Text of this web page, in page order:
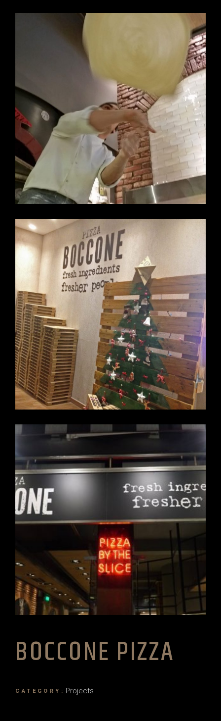
BOCCONE PIZZA
CATEGORY: Projects